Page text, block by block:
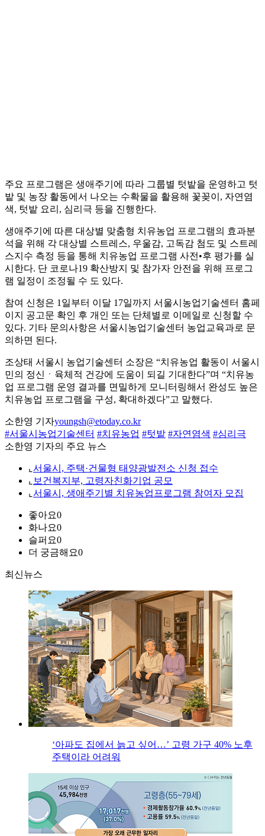
주요 프로그램은 생애주기에 따라 그룹별 텃밭을 운영하고 텃
밭 및 농장 활동에서 나오는 수확물을 활용해 꽃꽂이, 자연염
색, 텃밭 요리, 심리극 등을 진행한다.
생애주기에 따른 대상별 맞춤형 치유농업 프로그램의 효과분
석을 위해 각 대상별 스트레스, 우울감, 고독감 첨도 및 스트레
스지수 측정 등을 통해 치유농업 프로그램 사전•후 평가를 실
시한다. 단 코로나19 확산방지 및 참가자 안전을 위해 프로그
램 일정이 조정될 수 도 있다.
참여 신청은 1일부터 이달 17일까지 서울시농업기술센터 홈페
이지 공고문 확인 후 개인 또는 단체별로 이메일로 신청할 수
있다. 기타 문의사항은 서울시농업기술센터 농업교육과로 문
의하면 된다.
조상태 서울시 농업기술센터 소장은 “치유농업 활동이 서울시
민의 정신ㆍ육체적 건강에 도움이 되길 기대한다”며 “치유농
업 프로그램 운영 결과를 면밀하게 모니터링해서 완성도 높은
치유농업 프로그램을 구성, 확대하겠다”고 말했다.
소한영 기자youngsh@etoday.co.kr
#서울시농업기술센터 #치유농업 #텃밭 #자연염색 #심리극
소한영 기자의 주요 뉴스
⌞ 서울시, 주택·건물형 태양광발전소 신청 접수
⌞ 보건복지부, 고령자친화기업 공모
⌞ 서울시, 생애주기별 치유농업프로그램 참여자 모집
좋아요0
화나요0
슬퍼요0
더 궁금해요0
최신뉴스
‘아파도 집에서 늙고 싶어…’ 고령 가구 40% 노후
주택이라 어려워